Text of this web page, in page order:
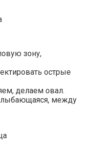
зону,
острые
делаем овал.
между